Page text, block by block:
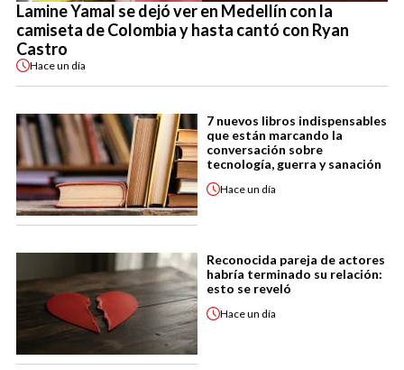
Lamine Yamal se dejó ver en Medellín con la
camiseta de Colombia y hasta cantó con Ryan
Castro
Haceun día
7 nuevos libros indispensables
que están marcando la
conversación sobre
tecnología, guerra y sanación
Haceun día
Reconocida pareja de actores
habría terminado su relación:
esto se reveló
Haceun día